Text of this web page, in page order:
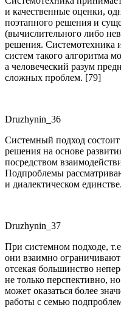
и качественные оценки,
поэтапного решения и
(вычислительного либо
решения. Системотехника
систем такого алгоритма
а человеческий разум
сложных проблем. [79]
Druzhynin_36
Системный подход состоит
решения на основе
посредством
Подпроблемы
и диалектическом
Druzhynin_37
При системном подходе,
они взаимно
отсекая большинство
не только перспективно,
может оказаться более
работы с семью